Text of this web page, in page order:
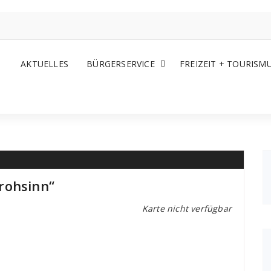
AKTUELLES BÜRGERSERVICE FREIZEIT +
Karte nicht verfügbar